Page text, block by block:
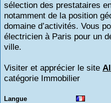
sélection des prestataires
notamment de la position
domaine d’activités. Vous
électricien à Paris pour un
ville.
Visiter et apprécier le site
catégorie Immobilier
Langue